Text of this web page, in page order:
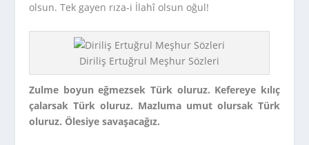
olsun. Tek gayen rıza-i İlahî olsun oğul!
Diriliş Ertuğrul Meşhur Sözleri
Zulme boyun eğmezsek Türk oluruz. Kefereye kılıç
çalarsak Türk oluruz. Mazluma umut olursak Türk
oluruz. Ölesiye savaşacağız.